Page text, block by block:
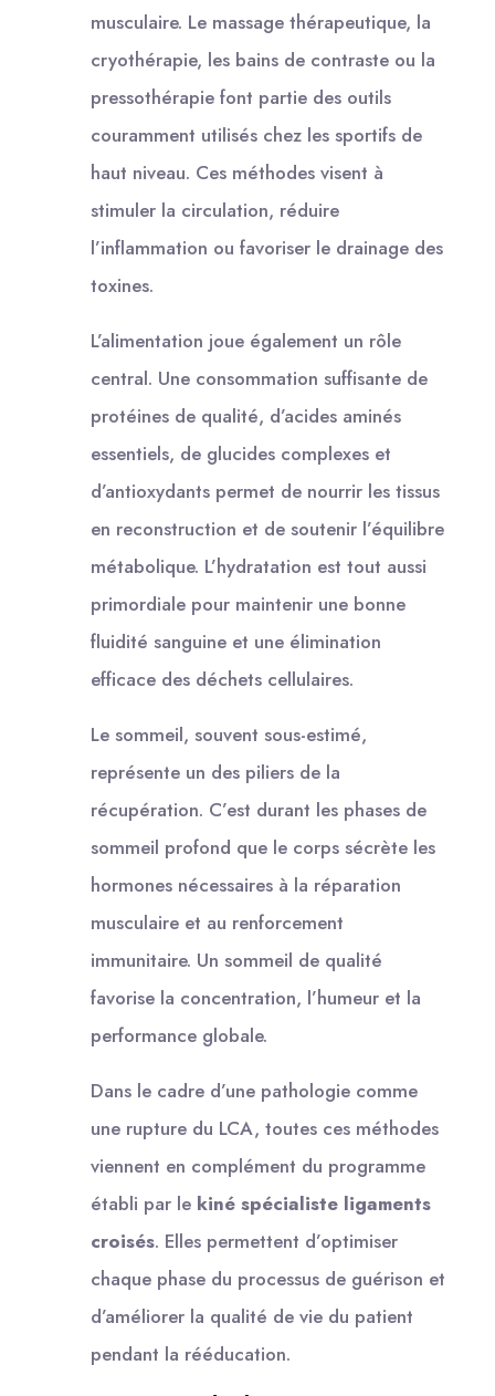
musculaire. Le massage thérapeutique, la
cryothérapie, les bains de contraste ou la
pressothérapie font partie des outils
couramment utilisés chez les sportifs de
haut niveau. Ces méthodes visent à
stimuler la circulation, réduire
l’inflammation ou favoriser le drainage des
toxines.
L’alimentation joue également un rôle
central. Une consommation suffisante de
protéines de qualité, d’acides aminés
essentiels, de glucides complexes et
d’antioxydants permet de nourrir les tissus
en reconstruction et de soutenir l’équilibre
métabolique. L’hydratation est tout aussi
primordiale pour maintenir une bonne
fluidité sanguine et une élimination
efficace des déchets cellulaires.
Le sommeil, souvent sous-estimé,
représente un des piliers de la
récupération. C’est durant les phases de
sommeil profond que le corps sécrète les
hormones nécessaires à la réparation
musculaire et au renforcement
immunitaire. Un sommeil de qualité
favorise la concentration, l’humeur et la
performance globale.
Dans le cadre d’une pathologie comme
une rupture du LCA, toutes ces méthodes
viennent en complément du programme
établi par le kiné spécialiste ligaments
croisés. Elles permettent d’optimiser
chaque phase du processus de guérison et
d’améliorer la qualité de vie du patient
pendant la rééducation.